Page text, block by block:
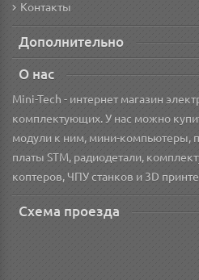
Контакты
Дополнительно
О нас
Mini-Tech - интернет магазин
комплектующих. У нас можно
модули к ним, мини-компьютеры,
платы STM, радиодетали,
коптеров, ЧПУ станков и 3D
Схема проезда